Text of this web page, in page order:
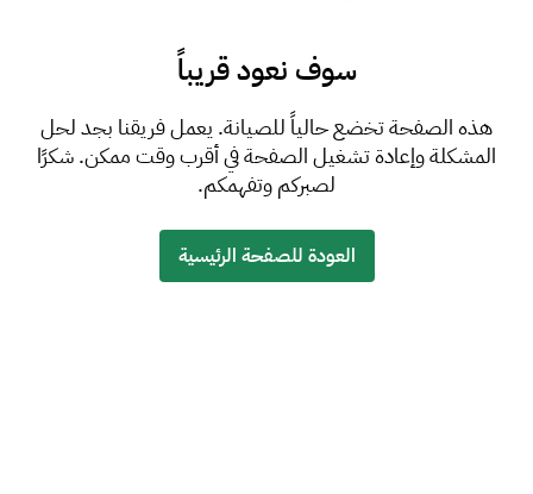
سوف نعود قريباً
هذه الصفحة تخضع حالياً للصيانة. يعمل فريقنا بجد لحل
المشكلة وإعادة تشغيل الصفحة في أقرب وقت ممكن. شكرًا
لصبركم وتفهمكم.
العودة للصفحة الرئيسية